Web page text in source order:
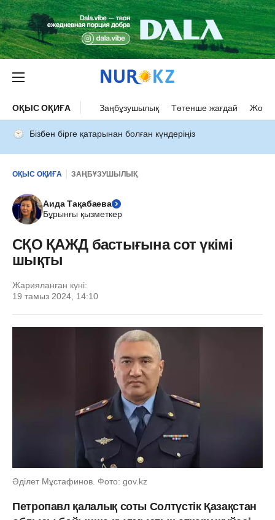
ОҚЫС ОҚИҒА Заңбұзушылық Төтенше жағдай Жол
Бізбен бірге қатарынан болған күндеріңіз
ОҚЫС ОҚИҒА ЗАҢБҰЗУШЫЛЫҚ
Аида Тақабаева
Бұрынғы қызметкер
СҚО ҚАЖД бастығына сот үкімі
шықты
Жарияланған күні:
19 тамыз 2024, 14:10
Әділет Мұстафинов. Фото: gov.kz
Петропавл қалалық соты Солтүстік Қазақстан